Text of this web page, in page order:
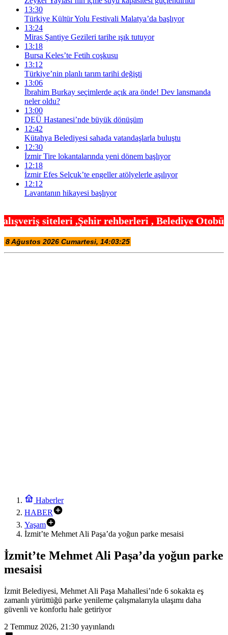
13:30
Türkiye Kültür Yolu Festivali Malatya’da başlıyor
13:24
Miras Şantiye Gezileri tarihe ışık tutuyor
13:18
Bursa Keles’te Fetih coşkusu
13:12
Türkiye’nin planlı tarım tarihi değişti
13:06
İbrahim Burkay seçimlerde açık ara önde! Dev lansmanda
neler oldu?
13:00
DEÜ Hastanesi’nde büyük dönüşüm
12:42
Kütahya Belediyesi sahada vatandaşlarla buluştu
12:30
İzmir Tire lokantalarında yeni dönem başlıyor
12:18
İzmir Efes Selçuk’te engeller atölyelerle aşılıyor
12:12
Lavantanın hikayesi başlıyor
,Şehir rehberleri , Belediye
Haberler
HABER
Yaşam
İzmit’te Mehmet Ali Paşa’da yoğun parke mesaisi
İzmit’te Mehmet Ali Paşa’da yoğun parke
mesaisi
İzmit Belediyesi, Mehmet Ali Paşa Mahallesi’nde 6 sokakta eş
zamanlı yürüttüğü parke yenileme çalışmalarıyla ulaşımı daha
güvenli ve konforlu hale getiriyor
2 Temmuz 2026, 21:30 yayınlandı